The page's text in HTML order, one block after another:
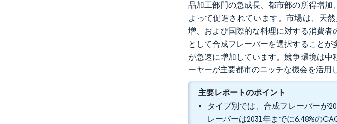
品加工部門の急成長、都市部の所得増
よって促進されています。市場は、天
増、および国際的な料理に対する消費
として合成フレーバーを選択すること
が急速に増加しています。競争環境は
ーヤーが主要都市のニッチな機会を活用
主要レポートのポイント
タイプ別では、合成フレーバーが
レーバーは2031年までに6.48%の